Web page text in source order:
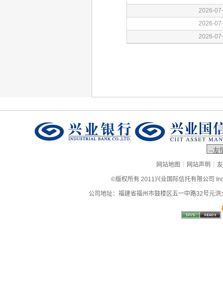
网站地图 | 网站声明 |
©版权所有 2011兴业国际信托有限公司
公司地址：福建省福州市鼓楼区五一中路32号元